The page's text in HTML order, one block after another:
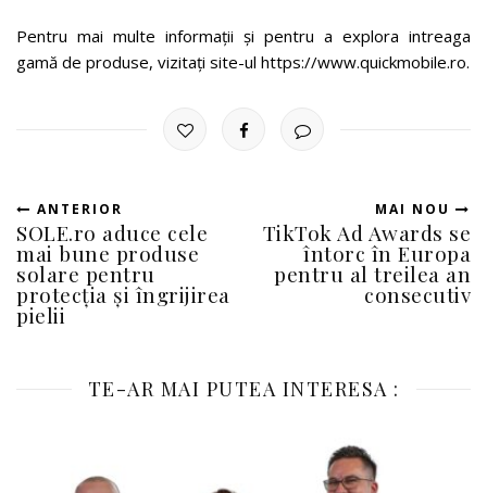
Pentru mai multe informații și pentru a explora intreaga
gamă de produse, vizitați site-ul https://www.quickmobile.ro.
ANTERIOR
SOLE.ro aduce cele
mai bune produse
solare pentru
protecția și îngrijirea
pielii
MAI NOU
TikTok Ad Awards se
întorc în Europa
pentru al treilea an
consecutiv
TE-AR MAI PUTEA INTERESA :